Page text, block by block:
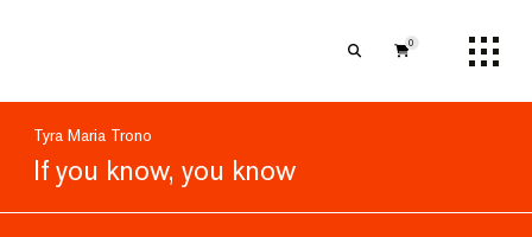
0
Tyra Maria Trono
If you know, you know